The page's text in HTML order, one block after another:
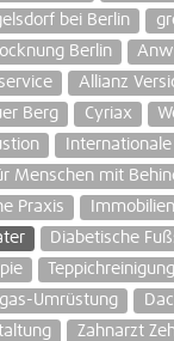
bei Berlin
Berlin
Allianz
Berg Cyriax
Menschen mit
Praxis
Diabetische
Umrüstung
Zahnarzt